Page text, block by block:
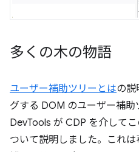
多くの木の物語
ユーザー補助ツリーとはの説
グする DOM のユーザー補助
DevTools が CDP を介して
ついて説明しました。これ